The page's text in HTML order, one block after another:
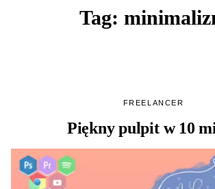
Tag:
FREELANCER
Piękny pulpit w 10